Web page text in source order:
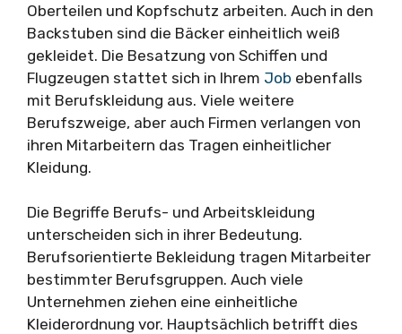
Oberteilen und Kopfschutz arbeiten. Auch in den
Backstuben sind die Bäcker einheitlich weiß
gekleidet. Die Besatzung von Schiffen und
Flugzeugen stattet sich in Ihrem Job ebenfalls
mit Berufskleidung aus. Viele weitere
Berufszweige, aber auch Firmen verlangen von
ihren Mitarbeitern das Tragen einheitlicher
Kleidung.
Die Begriffe Berufs- und Arbeitskleidung
unterscheiden sich in ihrer Bedeutung.
Berufsorientierte Bekleidung tragen Mitarbeiter
bestimmter Berufsgruppen. Auch viele
Unternehmen ziehen eine einheitliche
Kleiderordnung vor. Hauptsächlich betrifft dies